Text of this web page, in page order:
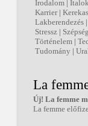
Irodalom |
Karrier|
Lakberendezés |
Stressz |
Történelem |
Tudomány |
La
Új! La femme
La femme